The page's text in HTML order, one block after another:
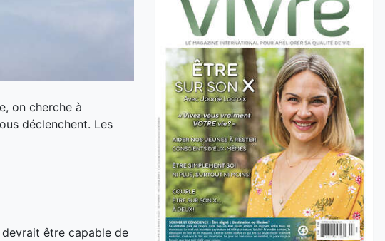
on cherche à
déclenchent. Les
devrait être capable de